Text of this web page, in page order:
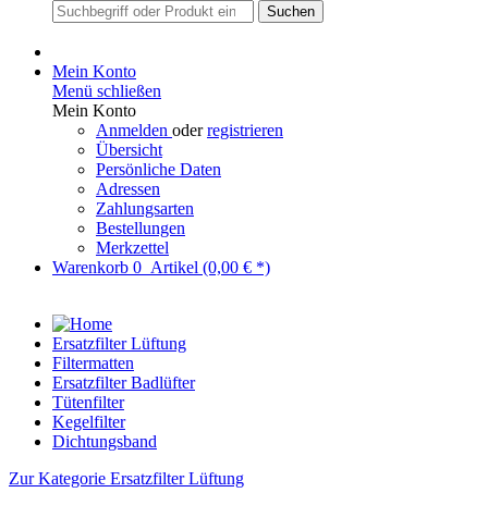
Suchen
Mein Konto
Menü schließen
Mein Konto
Anmelden oderregistrieren
Übersicht
Persönliche Daten
Adressen
Zahlungsarten
Bestellungen
Merkzettel
Warenkorb 0 Artikel (0,00 € *)
Ersatzfilter Lüftung
Filtermatten
Ersatzfilter Badlüfter
Tütenfilter
Kegelfilter
Dichtungsband
Zur Kategorie Ersatzfilter Lüftung